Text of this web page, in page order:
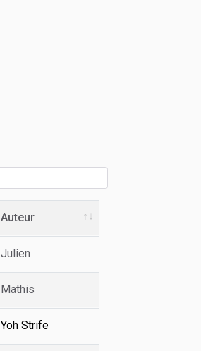
Auteur
Julien
Mathis
Yoh Strife